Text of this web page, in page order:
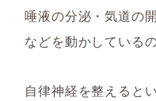
唾液の分泌・気道の
などを動かしている
自律神経を整えると